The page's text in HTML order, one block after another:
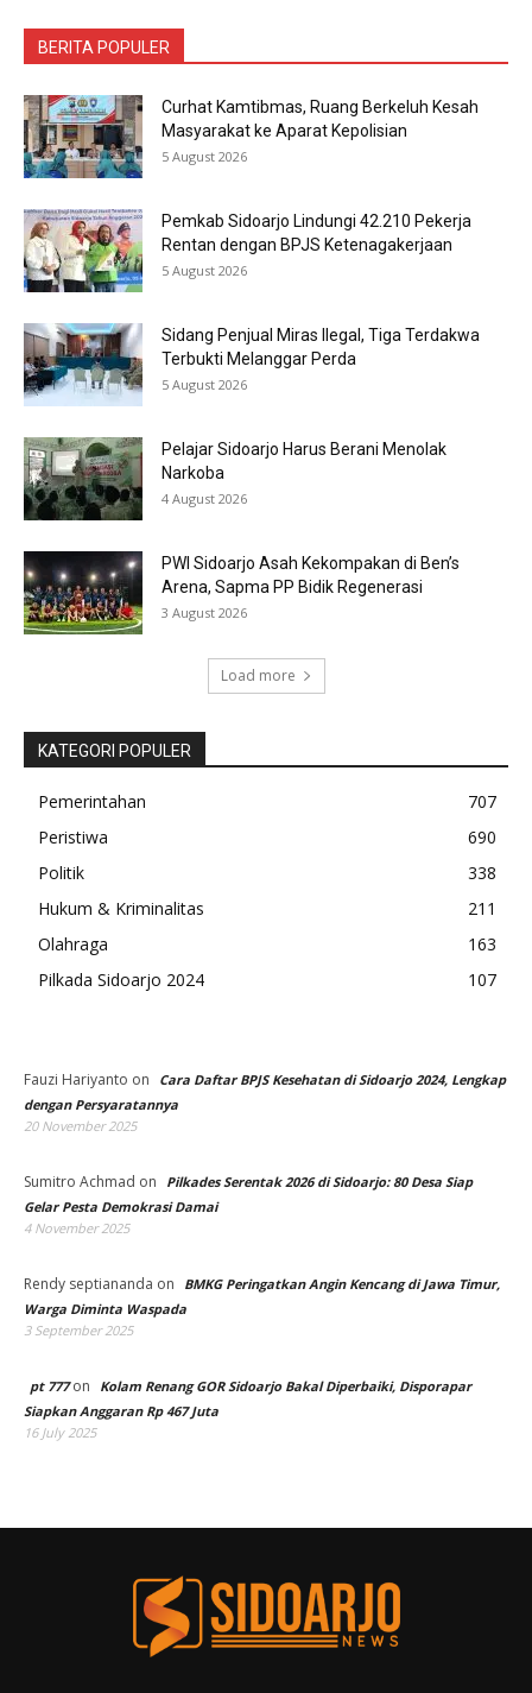
BERITA POPULER
Curhat Kamtibmas, Ruang Berkeluh Kesah
Masyarakat ke Aparat Kepolisian
5 August 2026
Pemkab Sidoarjo Lindungi 42.210 Pekerja
Rentan dengan BPJS Ketenagakerjaan
5 August 2026
Sidang Penjual Miras Ilegal, Tiga Terdakwa
Terbukti Melanggar Perda
5 August 2026
Pelajar Sidoarjo Harus Berani Menolak
Narkoba
4 August 2026
PWI Sidoarjo Asah Kekompakan di Ben’s
Arena, Sapma PP Bidik Regenerasi
3 August 2026
Load more
KATEGORI POPULER
Pemerintahan
707
Peristiwa
690
Politik
338
Hukum & Kriminalitas
211
Olahraga
163
Pilkada Sidoarjo 2024
107
Fauzi Hariyanto on
Cara Daftar BPJS Kesehatan di Sidoarjo 2024, Lengkap
dengan Persyaratannya
20 November 2025
Sumitro Achmad on
Pilkades Serentak 2026 di Sidoarjo: 80 Desa Siap
Gelar Pesta Demokrasi Damai
4 November 2025
Rendy septiananda on
BMKG Peringatkan Angin Kencang di Jawa Timur,
Warga Diminta Waspada
3 September 2025
pt 777on
Kolam Renang GOR Sidoarjo Bakal Diperbaiki, Disporapar
Siapkan Anggaran Rp 467 Juta
16 July 2025